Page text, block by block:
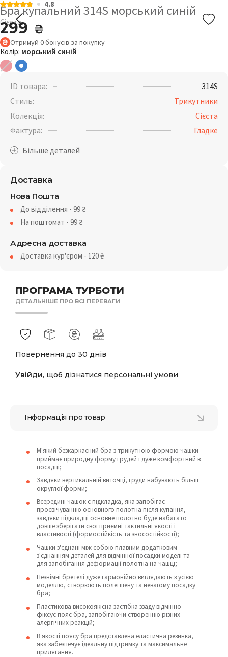
4.8
Бра купальний 314S морський синій
Сієста
299 ₴
Отримуй 0бонусів за покупку
Колір: морський синій
ПРОГРАМА ТУРБОТИ
ДЕТАЛЬНІШЕ ПРО ВСІ ПЕРЕВАГИ
Повернення до 30 днів
Увійди, щоб дізнатися персональні умови
ID товара:
314S
Стиль:
Трикутники
Колекція:
Сієста
Фактура:
Гладке
Доставка
Нова Пошта
До відділення - 99₴
На поштомат - 99₴
Адресна доставка
Доставка кур'єром - 120₴
Інформація про товар
М'який безкаркасний бра з трикутною формою чашки
приймає природну форму грудей і дуже комфортний в
посадці;
Завдяки вертикальній виточці, груди набувають більш
округлої форми;
Всередині чашок є підкладка, яка запобігає
просвічуванню основного полотна після купання,
завдяки підкладці основне полотно буде набагато
довше зберігати свої приємні тактильні якості і
властивості (формостійкість та зносостійкості);
Чашки з'єднані між собою плавним додатковим
з'єднанням деталей для відмінної посадки моделі та
для запобігання деформації полотна на чашці;
Незнімні бретелі дуже гармонійно виглядають з усією
моделлю, створюють полегшену та невагому посадку
бра;
Пластикова високоякісна застібка ззаду відмінно
фіксує пояс бра, запобігаючи створенню різних
алергічних реакцій;
В якості поясу бра представлена еластична резинка,
яка забезпечує ідеальну підтримку та максимальне
прилягання.